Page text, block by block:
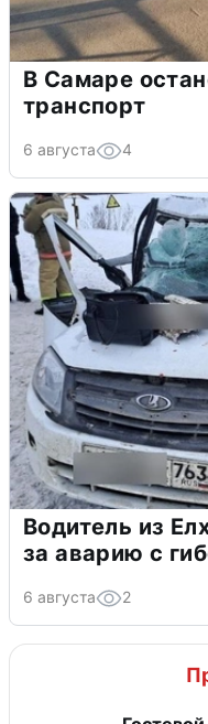
В Самаре
транспорт
6 августа 4
Водитель из
за аварию с
6 августа 2